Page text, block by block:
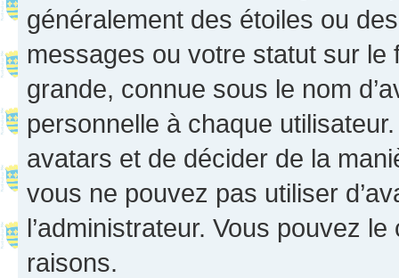
généralement des étoiles ou
messages ou votre statut sur
grande, connue sous le nom
personnelle à chaque utilisateur.
avatars et de décider de la
vous ne pouvez pas utiliser
l’administrateur. Vous pouvez
raisons.